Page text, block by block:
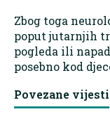
Zbog toga
poput jutarnjih
pogleda ili
posebno kod
Povezane vijesti